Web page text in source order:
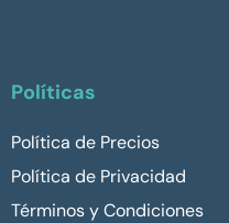
Políticas
Política de Precios
Política de Privacidad
Términos y Condiciones